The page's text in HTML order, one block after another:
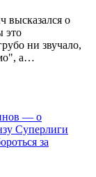
высказался о
это
ни звучало,
а…
— о
Суперлиги
за